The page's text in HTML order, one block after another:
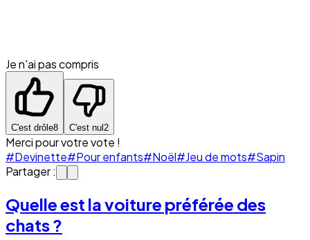
Je n'ai pas compris
C'est drôle8 C'est nul 2
Merci pour votre vote !
#Devinette#Pour enfants#Noël#Jeu de mots#Sapin
Partager :
Quelle est la voiture préférée des
chats ?